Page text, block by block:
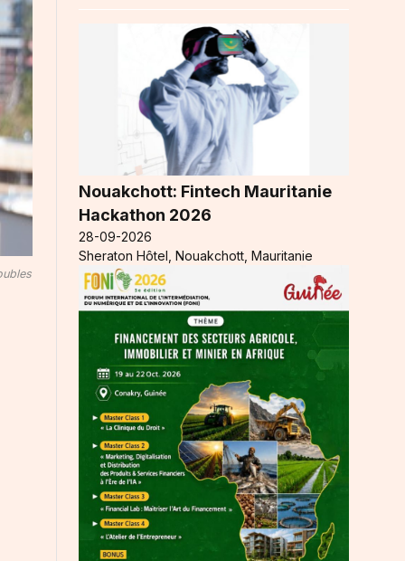
Nouakchott: Fintech Mauritanie
Hackathon 2026
28-09-2026
Sheraton Hôtel, Nouakchott, Mauritanie